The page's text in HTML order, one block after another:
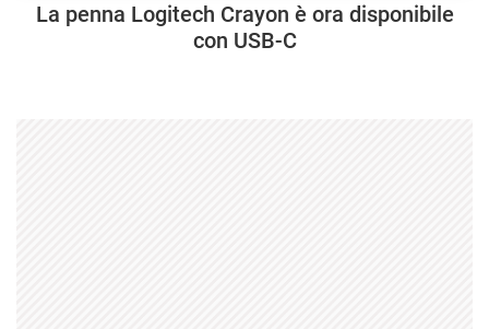
La penna Logitech Crayon è ora disponibile
con USB-C